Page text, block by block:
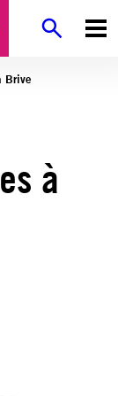
Brive
à